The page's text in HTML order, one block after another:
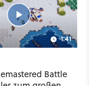
1:41
Battle